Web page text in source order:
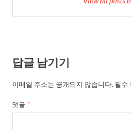
답글 남기기
이메일 주소는 공개되지 않습니다. 필수
댓글 *